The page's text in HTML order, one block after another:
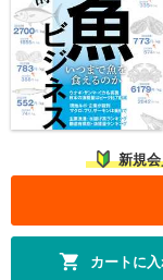
新規
カートに